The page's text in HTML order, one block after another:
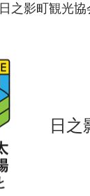
日之影町観光
日之